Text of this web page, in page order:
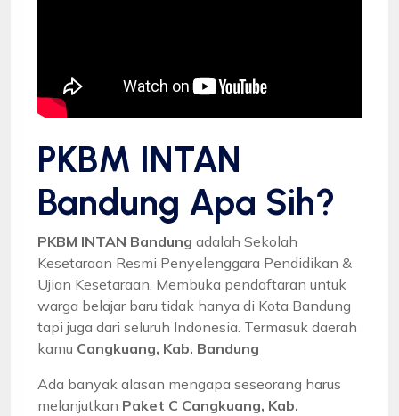
PKBM INTAN
Bandung Apa Sih?
PKBM INTAN Bandung adalah Sekolah
Kesetaraan Resmi Penyelenggara Pendidikan &
Ujian Kesetaraan. Membuka pendaftaran untuk
warga belajar baru tidak hanya di Kota Bandung
tapi juga dari seluruh Indonesia. Termasuk daerah
kamu Cangkuang, Kab. Bandung
Ada banyak alasan mengapa seseorang harus
melanjutkan Paket C Cangkuang, Kab.